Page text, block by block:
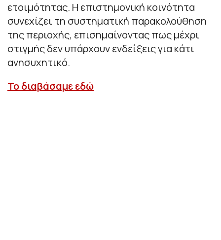
ετοιμότητας. Η επιστημονική κοινότητα
συνεχίζει τη συστηματική παρακολούθηση
της περιοχής, επισημαίνοντας πως μέχρι
στιγμής δεν υπάρχουν ενδείξεις για κάτι
ανησυχητικό.
Το διαβάσαμε εδώ